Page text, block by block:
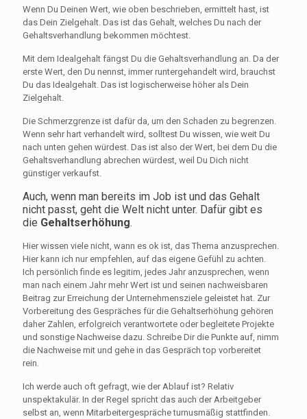
Wenn Du Deinen Wert, wie oben beschrieben, ermittelt hast, ist
das Dein Zielgehalt. Das ist das Gehalt, welches Du nach der
Gehaltsverhandlung bekommen möchtest.
Mit dem Idealgehalt fängst Du die Gehaltsverhandlung an. Da der
erste Wert, den Du nennst, immer runtergehandelt wird, brauchst
Du das Idealgehalt. Das ist logischerweise höher als Dein
Zielgehalt.
Die Schmerzgrenze ist dafür da, um den Schaden zu begrenzen.
Wenn sehr hart verhandelt wird, solltest Du wissen, wie weit Du
nach unten gehen würdest. Das ist also der Wert, bei dem Du die
Gehaltsverhandlung abrechen würdest, weil Du Dich nicht
günstiger verkaufst.
Auch, wenn man bereits im Job ist und das Gehalt
nicht passt, geht die Welt nicht unter. Dafür gibt es
die Gehaltserhöhung.
Hier wissen viele nicht, wann es ok ist, das Thema anzusprechen.
Hier kann ich nur empfehlen, auf das eigene Gefühl zu achten.
Ich persönlich finde es legitim, jedes Jahr anzusprechen, wenn
man nach einem Jahr mehr Wert ist und seinen nachweisbaren
Beitrag zur Erreichung der Unternehmensziele geleistet hat. Zur
Vorbereitung des Gespräches für die Gehaltserhöhung gehören
daher Zahlen, erfolgreich verantwortete oder begleitete Projekte
und sonstige Nachweise dazu. Schreibe Dir die Punkte auf, nimm
die Nachweise mit und gehe in das Gespräch top vorbereitet
rein.
Ich werde auch oft gefragt, wie der Ablauf ist? Relativ
unspektakulär. In der Regel spricht das auch der Arbeitgeber
selbst an, wenn Mitarbeitergespräche turnusmäßig stattfinden.